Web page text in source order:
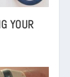
YOUR